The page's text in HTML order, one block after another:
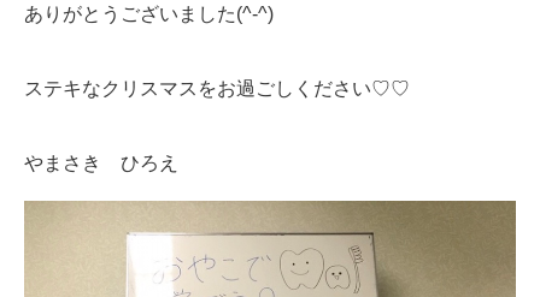
ありがとうございました(^-^)
ステキなクリスマスをお過ごしください♡♡
やまさき ひろえ